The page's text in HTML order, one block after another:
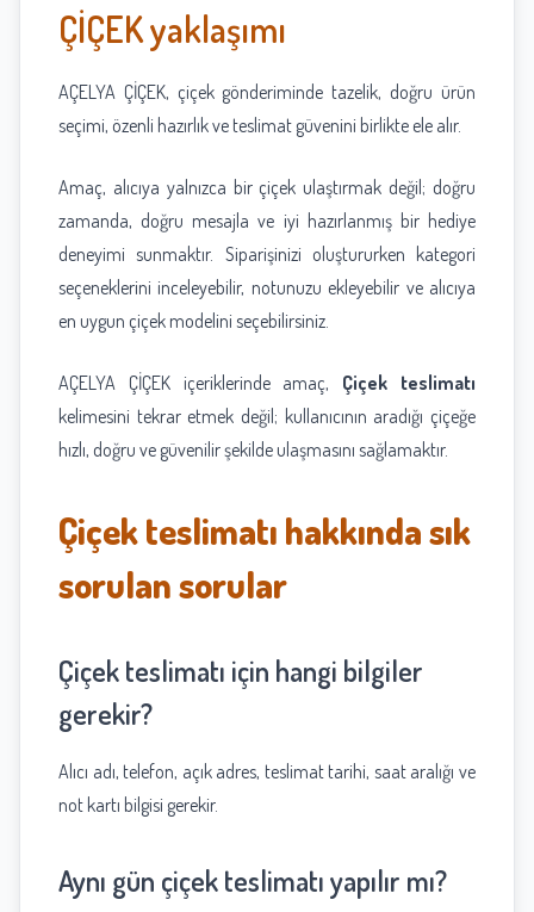
ÇİÇEK yaklaşımı
AÇELYA ÇİÇEK, çiçek gönderiminde tazelik, doğru ürün
seçimi, özenli hazırlık ve teslimat güvenini birlikte ele alır.
Amaç, alıcıya yalnızca bir çiçek ulaştırmak değil; doğru
zamanda, doğru mesajla ve iyi hazırlanmış bir hediye
deneyimi sunmaktır. Siparişinizi oluştururken kategori
seçeneklerini inceleyebilir, notunuzu ekleyebilir ve alıcıya
en uygun çiçek modelini seçebilirsiniz.
AÇELYA ÇİÇEK içeriklerinde amaç, Çiçek teslimatı
kelimesini tekrar etmek değil; kullanıcının aradığı çiçeğe
hızlı, doğru ve güvenilir şekilde ulaşmasını sağlamaktır.
Çiçek teslimatı hakkında sık
sorulan sorular
Çiçek teslimatı için hangi bilgiler
gerekir?
Alıcı adı, telefon, açık adres, teslimat tarihi, saat aralığı ve
not kartı bilgisi gerekir.
Aynı gün çiçek teslimatı yapılır mı?